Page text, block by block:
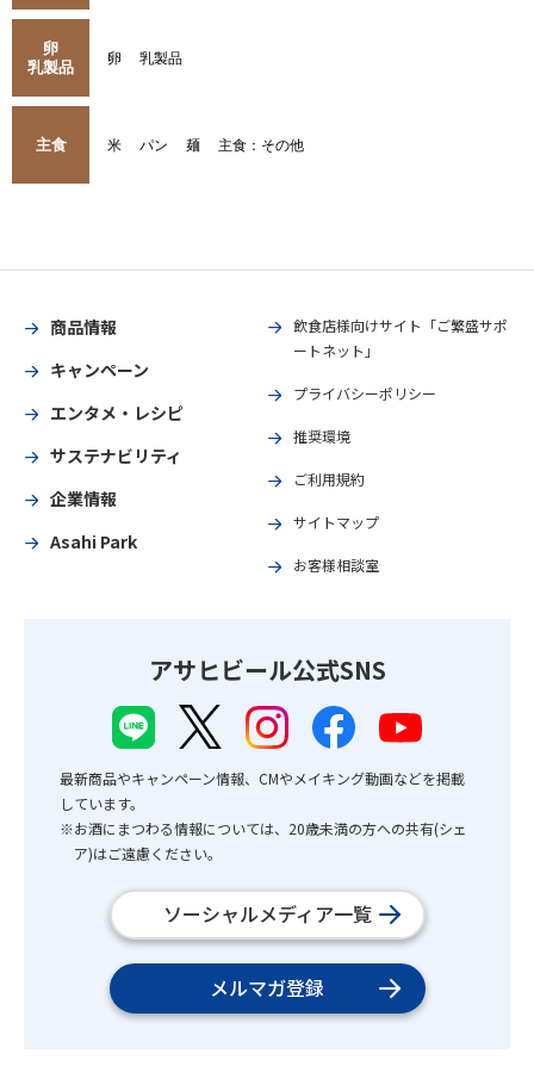
卵
乳製品
卵 乳製品
主食 米 パン 麺 主食：その他
商品情報
キャンペーン
エンタメ・レシピ
サステナビリティ
企業情報
Asahi Park
飲食店様向けサイト「ご繁盛サポ
ートネット」
プライバシーポリシー
推奨環境
ご利用規約
サイトマップ
お客様相談室
アサヒビール公式SNS
最新商品やキャンペーン情報、CMやメイキング動画などを掲載
しています。
※お酒にまつわる情報については、20歳未満の方への共有(シェ
ア)はご遠慮ください。
ソーシャルメディア一覧
メルマガ登録